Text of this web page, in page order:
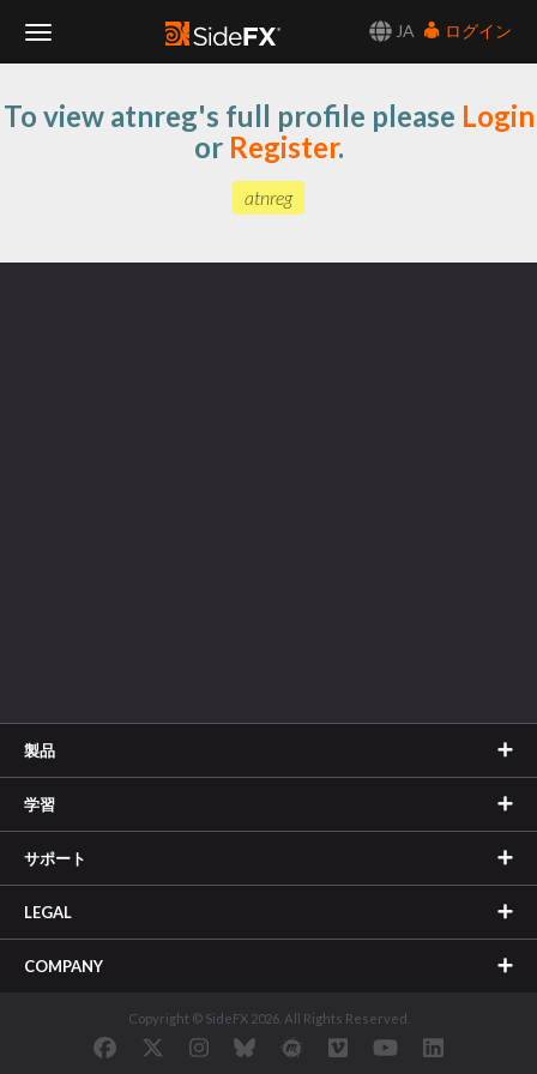
JA
ログイン
Navigation
To view atnreg's full profile please Login
or Register.
atnreg
製品
学習
サポート
LEGAL
COMPANY
Copyright © SideFX 2026. All Rights Reserved.